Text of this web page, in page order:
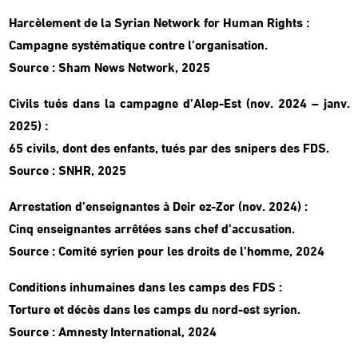
Harcèlement de la Syrian Network for Human Rights :
Campagne systématique contre l’organisation.
Source : Sham News Network, 2025
Civils tués dans la campagne d’Alep-Est (nov. 2024 – janv.
2025) :
65 civils, dont des enfants, tués par des snipers des FDS.
Source : SNHR, 2025
Arrestation d’enseignantes à Deir ez-Zor (nov. 2024) :
Cinq enseignantes arrêtées sans chef d’accusation.
Source : Comité syrien pour les droits de l’homme, 2024
Conditions inhumaines dans les camps des FDS :
Torture et décès dans les camps du nord-est syrien.
Source : Amnesty International, 2024